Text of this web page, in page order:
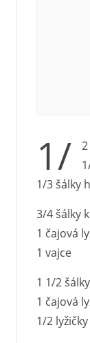
1/
1/3 šálky
3/4 šálky
1 čajová
1 vajce
1 1/2
1 čajová
1/2